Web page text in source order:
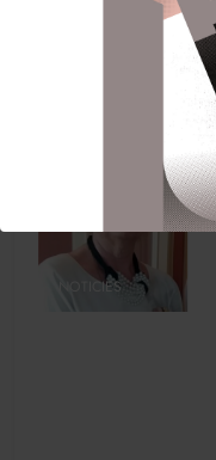
NOTICIES